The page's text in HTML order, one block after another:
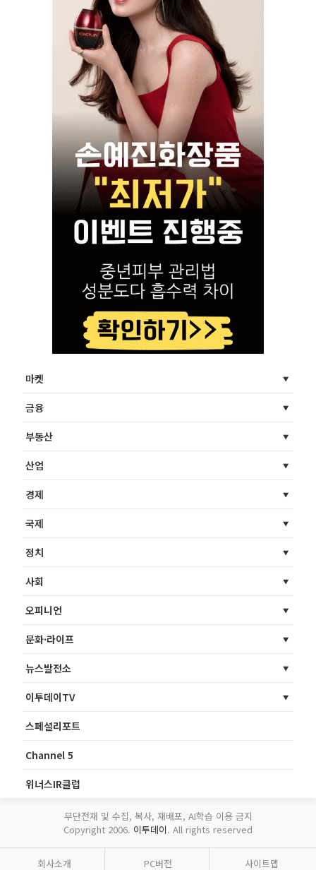
마켓
금융
부동산
산업
경제
국제
정치
사회
오피니언
문화·라이프
뉴스발전소
이투데이TV
스페셜리포트
Channel 5
위너스IR클럽
무단전재 및 수집, 복사, 재배포, AI학습 이용 금지
Copyright 2006. 이투데이. All rights reserved
회사소개 PC버전 사이트맵